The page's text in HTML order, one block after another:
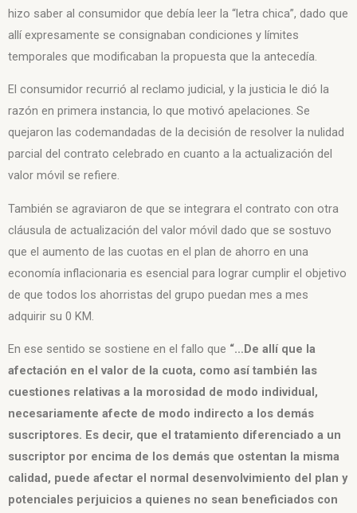
hizo saber al consumidor que debía leer la “letra chica”, dado que
allí expresamente se consignaban condiciones y límites
temporales que modificaban la propuesta que la antecedía.
El consumidor recurrió al reclamo judicial, y la justicia le dió la
razón en primera instancia, lo que motivó apelaciones. Se
quejaron las codemandadas de la decisión de resolver la nulidad
parcial del contrato celebrado en cuanto a la actualización del
valor móvil se refiere.
También se agraviaron de que se integrara el contrato con otra
cláusula de actualización del valor móvil dado que se sostuvo
que el aumento de las cuotas en el plan de ahorro en una
economía inflacionaria es esencial para lograr cumplir el objetivo
de que todos los ahorristas del grupo puedan mes a mes
adquirir su 0 KM.
En ese sentido se sostiene en el fallo que “…De allí que la
afectación en el valor de la cuota, como así también las
cuestiones relativas a la morosidad de modo individual,
necesariamente afecte de modo indirecto a los demás
suscriptores. Es decir, que el tratamiento diferenciado a un
suscriptor por encima de los demás que ostentan la misma
calidad, puede afectar el normal desenvolvimiento del plan y
potenciales perjuicios a quienes no sean beneficiados con